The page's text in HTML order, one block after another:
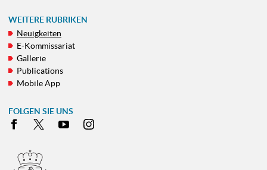
WEITERE RUBRIKEN
Neuigkeiten
E-Kommissariat
Gallerie
Publications
Mobile App
FOLGEN SIE UNS
Facebook
X Youtube